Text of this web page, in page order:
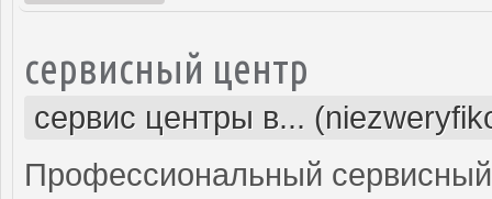
сервисный центр
сервис центры в...
Профессиональный